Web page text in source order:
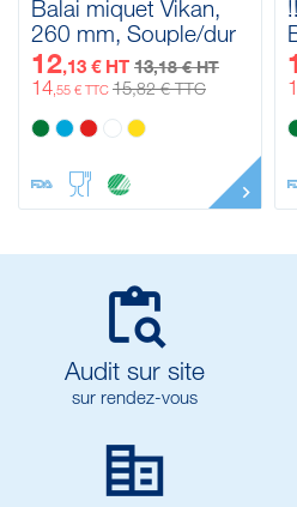
Balai miquet Vikan,
260 mm, Souple/dur
12,13 € HT 13,18 € HT
14,55 € TTC 15,82 € TTC

Audit sur site
sur rendez-vous
